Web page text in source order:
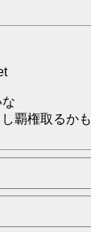
覇権取るかも